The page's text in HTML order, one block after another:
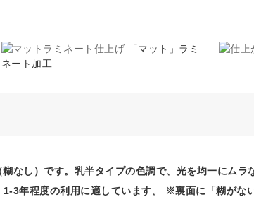
「マット」ラミ
ネート加工
なし）です。乳半タイプの色調で、光を均一にムラ
1-3年程度の利用に適しています。 ※裏面に「糊が